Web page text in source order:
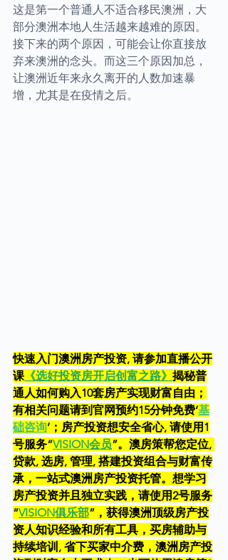
这是第一个普通人不适合移民澳洲，大
部分澳洲本地人生活越来越难的原因。
接下来的两个原因，可能会让你直接放
弃来澳洲的念头。而这三个原因加总，
让澳洲近年来永久离开的人数加速暴
增，尤其是在疫情之后。
快速入门澳洲房产投资, 请参加直播公开
课 《选好投资房开启创富之路》 揭秘普
通人如何购入10套房产实现财富自由；
有相关问题请到官网预约15分钟免费‘基
础咨询’；房产投资想安全省心, 请使用1
号服务“VISION会员”。澳房策帮您定位,
贷款, 选房, 管理, 搭建投资组合与财富传
承，一站式澳洲房产投资托管。想学习
房产投资并且独立实践，请使用2号服务
“VISION俱乐部”，获得澳洲顶级房产投
资人知识经验和所有工具，买房辅助与
持续培训, 省下买家中介费，澳洲房产投